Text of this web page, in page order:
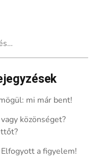
mi már bent!
közönséget?
a figyelem!